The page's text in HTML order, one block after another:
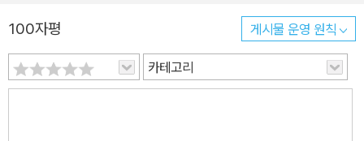
100자평 게시물 운영 원칙
카테고리